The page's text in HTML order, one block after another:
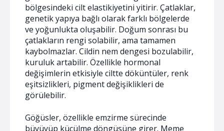
bölgesindeki cilt elastikiyetini yitirir. Çatlaklar,
genetik yapıya bağlı olarak farklı bölgelerde
ve yoğunlukta oluşabilir. Doğum sonrası bu
çatlakların rengi solabilir, ama tamamen
kaybolmazlar. Cildin nem dengesi bozulabilir,
kuruluk artabilir. Özellikle hormonal
değişimlerin etkisiyle ciltte döküntüler, renk
eşitsizlikleri, pigment değişiklikleri de
görülebilir.
Göğüsler, özellikle emzirme sürecinde
büyüyüp küçülme döngüsüne girer. Meme